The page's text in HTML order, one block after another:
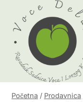
content
Početna / Prodavnica